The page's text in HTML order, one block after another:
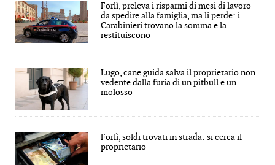
Forlì, preleva i risparmi di mesi di lavoro
da spedire alla famiglia, ma li perde: i
Carabinieri trovano la somma e la
restituiscono
Lugo, cane guida salva il proprietario non
vedente dalla furia di un pitbull e un
molosso
Forlì, soldi trovati in strada: si cerca il
proprietario